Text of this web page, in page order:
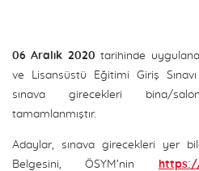
06 Aralık 2020tarihinde
ve Lisansüstü Eğitimi Giriş Sınavı
sınava girecekleri bina/
tamamlanmıştır.
Adaylar, sınava girecekleri yer
Belgesini, ÖSYM’nin